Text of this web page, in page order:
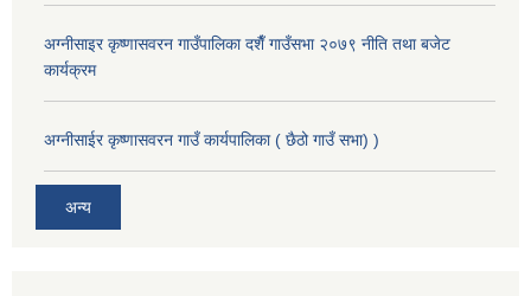
अग्नीसाइर कृष्णासवरन गाउँपालिका दशैँ गाउँसभा २०७९ नीति तथा बजेट
कार्यक्रम
अग्नीसाईर कृष्णासवरन गाउँ कार्यपालिका ( छैठो गाउँ सभा) )
अन्य